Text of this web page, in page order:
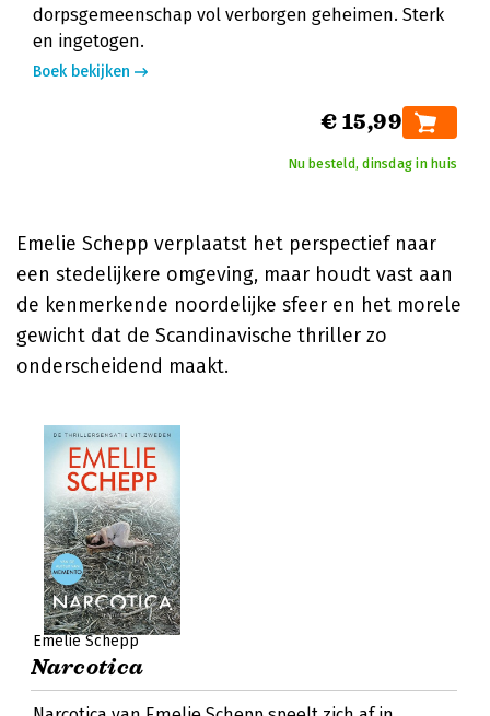
dorpsgemeenschap vol verborgen geheimen. Sterk
en ingetogen.
Boek bekijken
€ 15,99
Nu besteld, dinsdag in huis
Emelie Schepp verplaatst het perspectief naar
een stedelijkere omgeving, maar houdt vast aan
de kenmerkende noordelijke sfeer en het morele
gewicht dat de Scandinavische thriller zo
onderscheidend maakt.
Emelie Schepp
Narcotica